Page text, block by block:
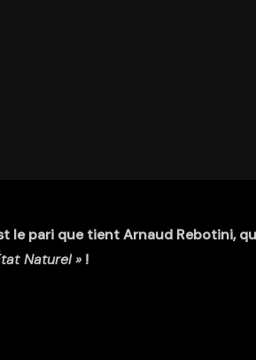
le pari que tient Arnaud Rebotini,
Naturel »!